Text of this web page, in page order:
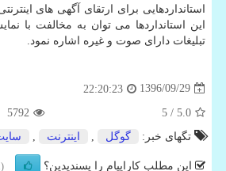
استانداردهایی برای ارتقای آگهی های
این استانداردها می توان به مخالفت با
تبلیغات دارای صوت و غیره اشاره نمود.
1396/09/29
22:20:23
5.0
/ 5
5792
تگهای خبر:
گوگل اینترنت
این مطلب کاراپیام را پسندیدین؟ (1)